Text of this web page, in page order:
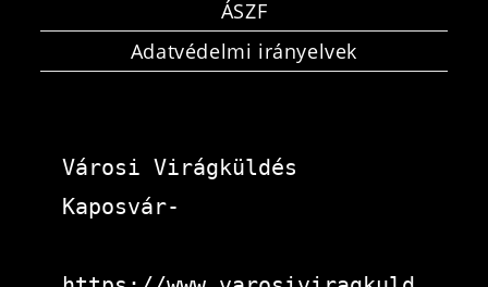
ÁSZF
Adatvédelmi irányelvek
Városi Virágküldés
Kaposvár-